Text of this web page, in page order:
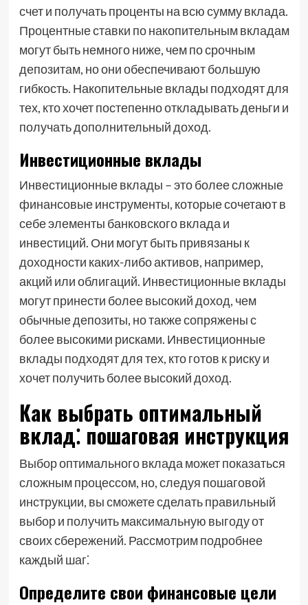
счет и получать проценты на всю сумму вклада.
Процентные ставки по накопительным вкладам
могут быть немного ниже, чем по срочным
депозитам, но они обеспечивают большую
гибкость. Накопительные вклады подходят для
тех, кто хочет постепенно откладывать деньги и
получать дополнительный доход.
Инвестиционные вклады
Инвестиционные вклады – это более сложные
финансовые инструменты, которые сочетают в
себе элементы банковского вклада и
инвестиций. Они могут быть привязаны к
доходности каких-либо активов, например,
акций или облигаций. Инвестиционные вклады
могут принести более высокий доход, чем
обычные депозиты, но также сопряжены с
более высокими рисками. Инвестиционные
вклады подходят для тех, кто готов к риску и
хочет получить более высокий доход.
Как выбрать оптимальный
вклад⁚ пошаговая инструкция
Выбор оптимального вклада может показаться
сложным процессом, но, следуя пошаговой
инструкции, вы сможете сделать правильный
выбор и получить максимальную выгоду от
своих сбережений. Рассмотрим подробнее
каждый шаг⁚
Определите свои финансовые цели